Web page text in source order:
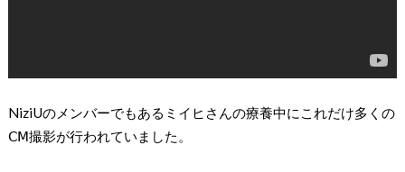
NiziUのメンバーでもあるミイヒさんの療養中にこれだけ多くの
ⅭⅯ撮影が行われていました。